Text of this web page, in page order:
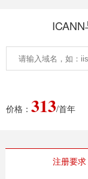
价格： 313/首年
注册要求